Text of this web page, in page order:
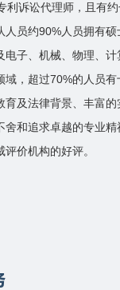
利诉讼代理师，且有
人员约90%人员拥有
电子、机械、物理、
域，超过70%的人员
育及法律背景、丰富
舍和追求卓越的专业
价机构的好评。